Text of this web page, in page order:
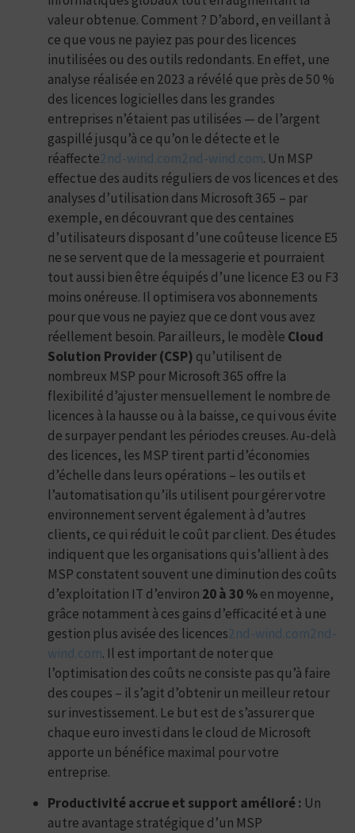
valeur obtenue. Comment ? D’abord, en veillant à
ce que vous ne payiez pas pour des licences
inutilisées ou des outils redondants. En effet, une
analyse réalisée en 2023 a révélé que près de 50 %
des licences logicielles dans les grandes
entreprises n’étaient pas utilisées — de l’argent
gaspillé jusqu’à ce qu’on le détecte et le
réaffecte2nd-wind.com2nd-wind.com. Un MSP
effectue des audits réguliers de vos licences et des
analyses d’utilisation dans Microsoft 365 – par
exemple, en découvrant que des centaines
d’utilisateurs disposant d’une coûteuse licence E5
ne se servent que de la messagerie et pourraient
tout aussi bien être équipés d’une licence E3 ou F3
moins onéreuse. Il optimisera vos abonnements
pour que vous ne payiez que ce dont vous avez
réellement besoin. Par ailleurs, le modèle Cloud
Solution Provider (CSP) qu’utilisent de
nombreux MSP pour Microsoft 365 offre la
flexibilité d’ajuster mensuellement le nombre de
licences à la hausse ou à la baisse, ce qui vous évite
de surpayer pendant les périodes creuses. Au-delà
des licences, les MSP tirent parti d’économies
d’échelle dans leurs opérations – les outils et
l’automatisation qu’ils utilisent pour gérer votre
environnement servent également à d’autres
clients, ce qui réduit le coût par client. Des études
indiquent que les organisations qui s’allient à des
MSP constatent souvent une diminution des coûts
d’exploitation IT d’environ 20 à 30 %en moyenne,
grâce notamment à ces gains d’efficacité et à une
gestion plus avisée des licences2nd-wind.com2nd-
wind.com. Il est important de noter que
l’optimisation des coûts ne consiste pas qu’à faire
des coupes – il s’agit d’obtenir un meilleur retour
sur investissement. Le but est de s’assurer que
chaque euro investi dans le cloud de Microsoft
apporte un bénéfice maximal pour votre
entreprise.
Productivité accrue et support amélioré : Un
autre avantage stratégique d’un MSP